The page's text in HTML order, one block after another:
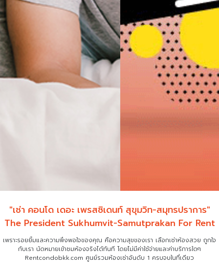
"เช่า คอนโด เดอะ เพรสซิเดนท์ สุขุมวิท-สมุทรปราการ"
The President Sukhumvit-Samutprakan For Rent
เพราะรอยยิ้มและความพึงพอใจของคุณ คือความสุขของเรา เลือกเช่าห้องสวย ถูกใจ
กับเรา นัดหมายเข้าชมห้องจริงได้ทันที โดยไม่มีค่าใช้จ่ายและค่าบริการใดๆ
Rentcondobkk.com ศูนย์รวมห้องเช่าอันดับ 1 ครบจบในที่เดียว